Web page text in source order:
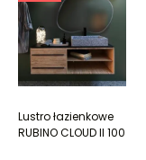
Lustro łazienkowe
RUBINO CLOUD II 100